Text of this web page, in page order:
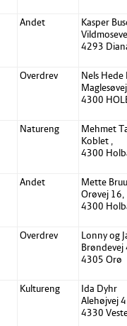
Andet
Kasper
4293
Overdrev
Nels Hede
4300
Natureng
Mehmet
Koblet ,
4300
Andet
Mette
Orøvej 16,
4300
Overdrev
Lonny og
Brøndevej
4305 Orø
Kultureng
Ida Dyhr
Alehøjvej
4330